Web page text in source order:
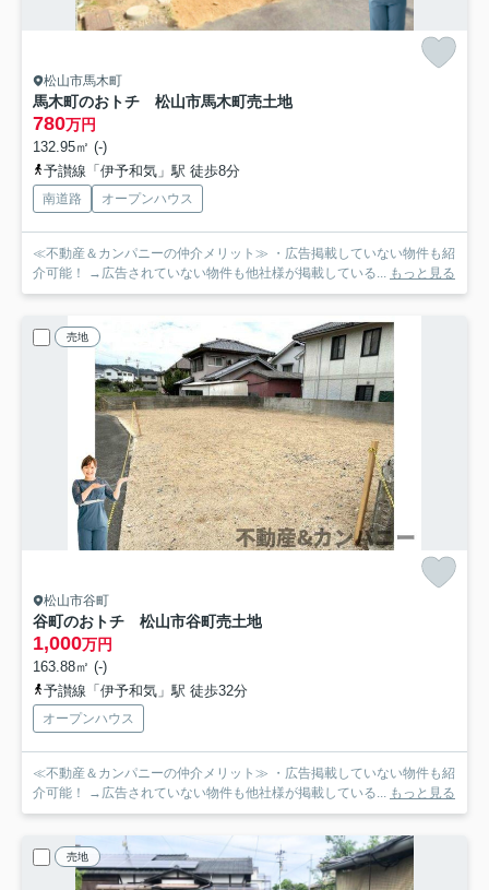
松山市馬木町
馬木町のおトチ 松山市馬木町売土地
780万円
132.95㎡ (-)
予讃線「伊予和気」駅 徒歩8分
南道路 オープンハウス
≪不動産＆カンパニーの仲介メリット≫ ・広告掲載していない物件も紹
介可能！ →広告されていない物件も他社様が掲載している... もっと見る
売地
松山市谷町
谷町のおトチ 松山市谷町売土地
1,000万円
163.88㎡ (-)
予讃線「伊予和気」駅 徒歩32分
オープンハウス
≪不動産＆カンパニーの仲介メリット≫ ・広告掲載していない物件も紹
介可能！ →広告されていない物件も他社様が掲載している... もっと見る
売地